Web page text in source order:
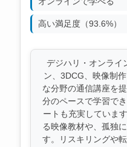
高い満足度（93.6%）
デジハリ・オンライ
ン、3DCG、映像制
な分野の通信講座を
分のペースで学習で
ートも充実していま
る映像教材や、孤独
す。リスキリングや